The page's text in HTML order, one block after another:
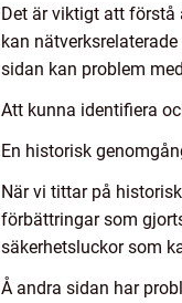
Det är viktigt att förstå
kan
sidan kan problem
Att kunna identifiera
En historisk
När vi tittar på
förbättringar som
säkerhetsluckor som
Å andra sidan har